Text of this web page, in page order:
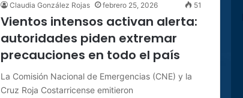
Claudia González Rojas febrero 25, 2026 51
Vientos intensos activan alerta:
autoridades piden extremar
precauciones en todo el país
La Comisión Nacional de Emergencias (CNE) y la
Cruz Roja Costarricense emitieron